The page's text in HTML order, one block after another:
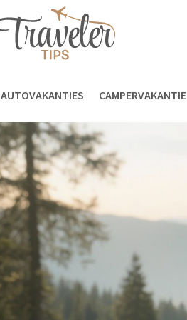
AUTOVAKANTIES CAMPERVAKANTIE